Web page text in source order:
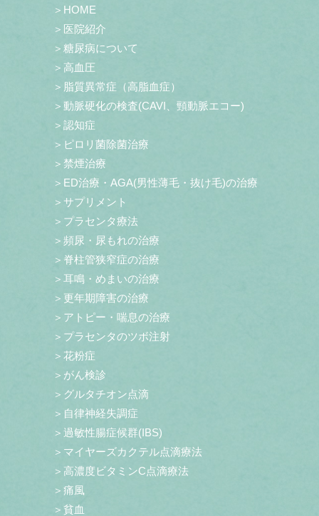
＞HOME
＞医院紹介
＞糖尿病について
＞高血圧
＞脂質異常症（高脂血症）
＞動脈硬化の検査(CAVI、頸動脈エコー)
＞認知症
＞ピロリ菌除菌治療
＞禁煙治療
＞ED治療・AGA(男性薄毛・抜け毛)の治療
＞サプリメント
＞プラセンタ療法
＞頻尿・尿もれの治療
＞脊柱管狭窄症の治療
＞耳鳴・めまいの治療
＞更年期障害の治療
＞アトピー・喘息の治療
＞プラセンタのツボ注射
＞花粉症
＞がん検診
＞グルタチオン点滴
＞自律神経失調症
＞過敏性腸症候群(IBS)
＞マイヤーズカクテル点滴療法
＞高濃度ビタミンC点滴療法
＞痛風
＞貧血